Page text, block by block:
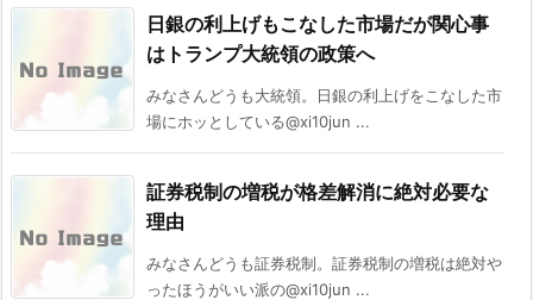
日銀の利上げもこなした市場だが関心事
はトランプ大統領の政策へ
みなさんどうも大統領。日銀の利上げをこなした市
場にホッとしている@xi10jun ...
証券税制の増税が格差解消に絶対必要な
理由
みなさんどうも証券税制。証券税制の増税は絶対や
ったほうがいい派の@xi10jun ...